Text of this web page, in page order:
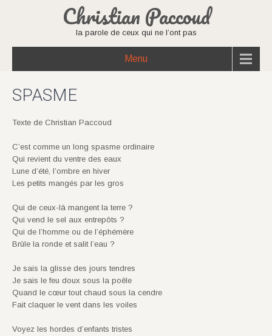
Christian Paccoud
la parole de ceux qui ne l’ont pas
Menu
SPASME
Texte de Christian Paccoud
C’est comme un long spasme ordinaire
Qui revient du ventre des eaux
Lune d’été, l’ombre en hiver
Les petits mangés par les gros
Qui de ceux-là mangent la terre ?
Qui vend le sel aux entrepôts ?
Qui de l’homme ou de l’éphémère
Brûle la ronde et salit l’eau ?
Je sais la glisse des jours tendres
Je sais le feu doux sous la poêle
Quand le cœur tout chaud sous la cendre
Fait claquer le vent dans les voiles
Voyez les hordes d’enfants tristes